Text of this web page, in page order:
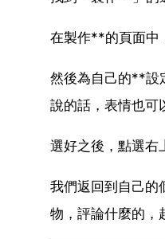
在製作**的頁面中
然後為自己的**設
說的話，表情也可
選好之後，點選右
我們返回到自己的
物，評論什麼的，